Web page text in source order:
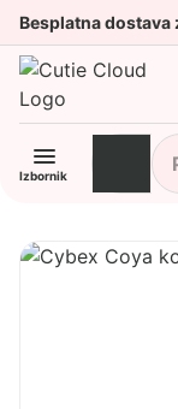
Besplatna
Izbornik